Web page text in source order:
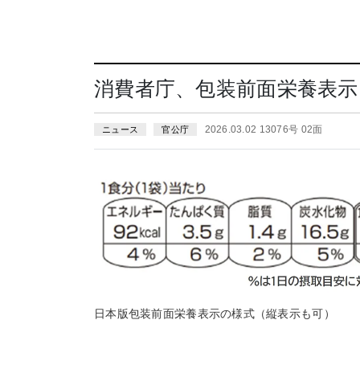
消費者庁、包装前面栄養表
ニュース 官公庁 2026.03.02 13076号 02面
日本版包装前面栄養表示の様式（縦表示も可）